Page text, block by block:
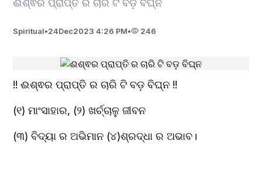
ଈଶ୍ଵର ପ୍ରାପ୍ତି ର ଚାରି ଟି ବଡ଼ ବିଘ୍ନ
Spiritual•24Dec2023 4:26 PM• 246
!! ଈଶ୍ଵର ପ୍ରାପ୍ତି ର ଚାରି ଟି ବଡ଼ ବିଘ୍ନ !!
(୧) ମାଂସାହାର, (୨) ଖର୍ଚ୍ଚାଳୁ ଜୀବନ
(୩) ବିଦ୍ୟା ର ଅଭିମାନ (୪)ଶ୍ରଦ୍ଧା ର ଅଭାବ।